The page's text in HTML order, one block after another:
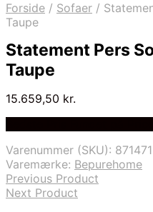
Forside / Sofaer /
Taupe
Statement Pers
Taupe
15.659,50 kr.
Varenummer (SKU):
Varemærke: Bepurehome
Previous Product
Next Product